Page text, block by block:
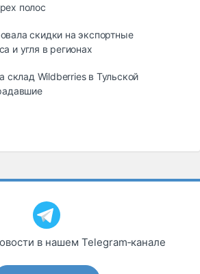
полос
скидки на экспортные
и угля в регионах
склад Wildberries в Тульской
в нашем Telegram‑канале